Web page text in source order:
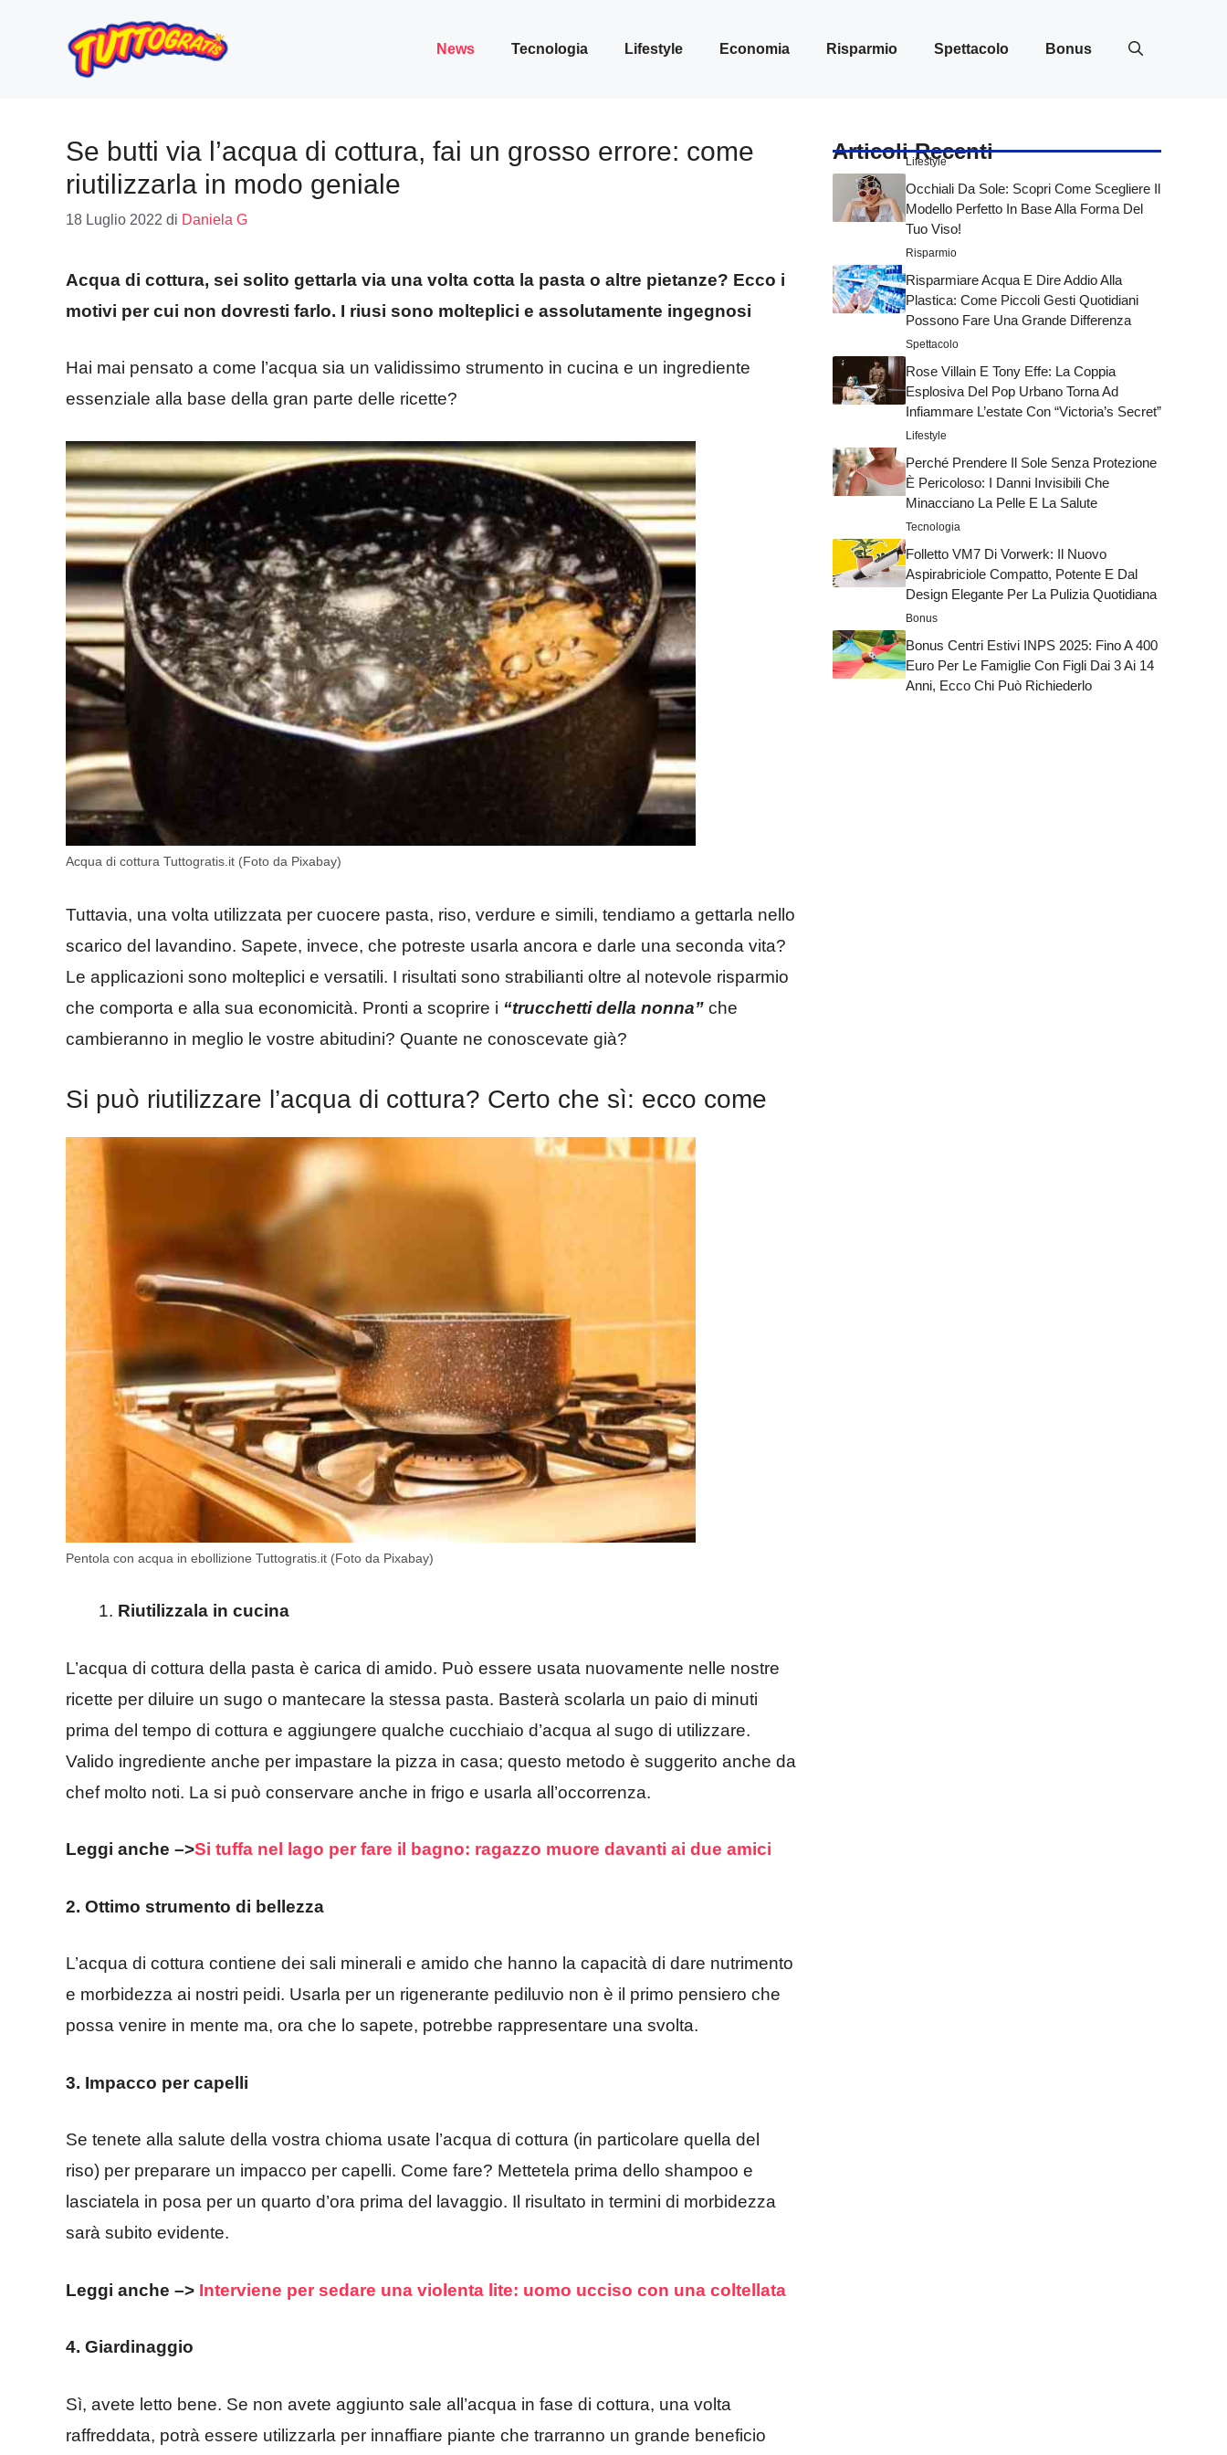
contenuto
News Tecnologia Lifestyle Economia Risparmio Spettacolo Bonus
Se butti via l’acqua di cottura, fai un grosso errore: come
riutilizzarla in modo geniale
18 Luglio 2022 di Daniela G
Acqua di cottura, sei solito gettarla via una volta cotta la pasta o altre pietanze? Ecco i
motivi per cui non dovresti farlo. I riusi sono molteplici e assolutamente ingegnosi
Hai mai pensato a come l’acqua sia un validissimo strumento in cucina e un ingrediente
essenziale alla base della gran parte delle ricette?
Acqua di cottura Tuttogratis.it (Foto da Pixabay)
Tuttavia, una volta utilizzata per cuocere pasta, riso, verdure e simili, tendiamo a gettarla nello
scarico del lavandino. Sapete, invece, che potreste usarla ancora e darle una seconda vita?
Le applicazioni sono molteplici e versatili. I risultati sono strabilianti oltre al notevole risparmio
che comporta e alla sua economicità. Pronti a scoprire i “trucchetti della nonna” che
cambieranno in meglio le vostre abitudini? Quante ne conoscevate già?
Si può riutilizzare l’acqua di cottura? Certo che sì: ecco come
Pentola con acqua in ebollizione Tuttogratis.it (Foto da Pixabay)
Riutilizzala in cucina
L’acqua di cottura della pasta è carica di amido. Può essere usata nuovamente nelle nostre
ricette per diluire un sugo o mantecare la stessa pasta. Basterà scolarla un paio di minuti
prima del tempo di cottura e aggiungere qualche cucchiaio d’acqua al sugo di utilizzare.
Valido ingrediente anche per impastare la pizza in casa; questo metodo è suggerito anche da
chef molto noti. La si può conservare anche in frigo e usarla all’occorrenza.
Leggi anche –>Si tuffa nel lago per fare il bagno: ragazzo muore davanti ai due amici
2. Ottimo strumento di bellezza
L’acqua di cottura contiene dei sali minerali e amido che hanno la capacità di dare nutrimento
e morbidezza ai nostri peidi. Usarla per un rigenerante pediluvio non è il primo pensiero che
possa venire in mente ma, ora che lo sapete, potrebbe rappresentare una svolta.
3. Impacco per capelli
Se tenete alla salute della vostra chioma usate l’acqua di cottura (in particolare quella del
riso) per preparare un impacco per capelli. Come fare? Mettetela prima dello shampoo e
lasciatela in posa per un quarto d’ora prima del lavaggio. Il risultato in termini di morbidezza
sarà subito evidente.
Leggi anche –> Interviene per sedare una violenta lite: uomo ucciso con una coltellata
4. Giardinaggio
Sì, avete letto bene. Se non avete aggiunto sale all’acqua in fase di cottura, una volta
raffreddata, potrà essere utilizzarla per innaffiare piante che trarranno un grande beneficio
Articoli Recenti
Lifestyle
Occhiali Da Sole: Scopri Come Scegliere Il
Modello Perfetto In Base Alla Forma Del
Tuo Viso!
Risparmio
Risparmiare Acqua E Dire Addio Alla
Plastica: Come Piccoli Gesti Quotidiani
Possono Fare Una Grande Differenza
Spettacolo
Rose Villain E Tony Effe: La Coppia
Esplosiva Del Pop Urbano Torna Ad
Infiammare L’estate Con “Victoria’s Secret”
Lifestyle
Perché Prendere Il Sole Senza Protezione
È Pericoloso: I Danni Invisibili Che
Minacciano La Pelle E La Salute
Tecnologia
Folletto VM7 Di Vorwerk: Il Nuovo
Aspirabriciole Compatto, Potente E Dal
Design Elegante Per La Pulizia Quotidiana
Bonus
Bonus Centri Estivi INPS 2025: Fino A 400
Euro Per Le Famiglie Con Figli Dai 3 Ai 14
Anni, Ecco Chi Può Richiederlo